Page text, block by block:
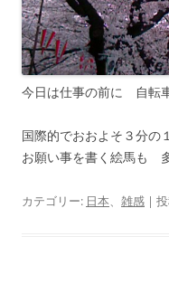
今日は仕事の前に 自転
国際的でおおよそ３分の
お願い事を書く絵馬も
カテゴリー: 日本、 雑感 |